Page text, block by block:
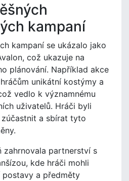
kampaní
kampaní se ukázalo jako
což ukazuje na
plánování. Například akce
unikátní kostýmy a
vedlo k významnému
uživatelů. Hráči byli
zúčastnit a sbírat tyto
zahrnovala partnerství s
kde hráči mohli
a předměty